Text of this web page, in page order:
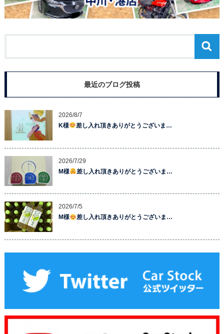
最近のブログ投稿
2026/8/7
K様
差し入れ頂きありがとうございま…
2026/7/29
M様
差し入れ頂きありがとうございま…
2026/7/5
M様
差し入れ頂きありがとうございま…